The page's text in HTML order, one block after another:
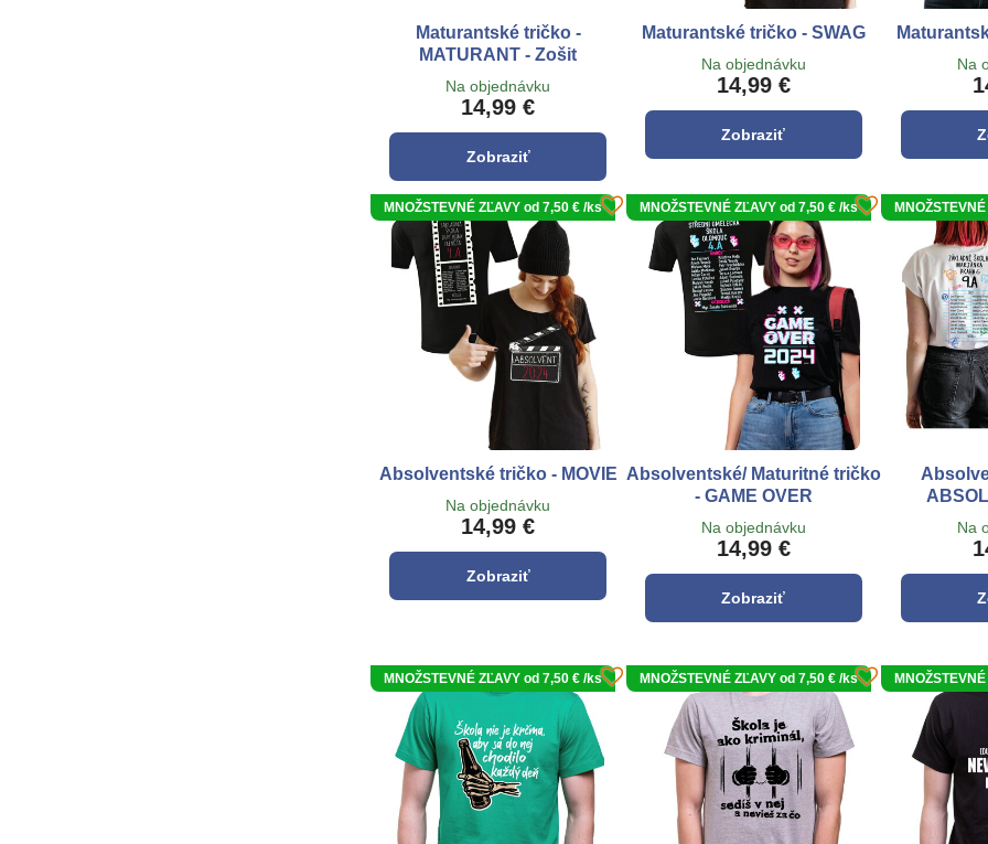
Maturantské tričko -
MATURANT - Zošit
Na objednávku
14,99 €
Zobraziť
Maturantské tričko - SWAG
Na objednávku
14,99 €
Zobraziť
Na
MNOŽSTEVNÉ ZĽAVY od 7,50 € /ks
Absolventské tričko - MOVIE
Na objednávku
14,99 €
Zobraziť
MNOŽSTEVNÉ ZĽAVY od 7,50 € /ks
Absolventské/ Maturitné tričko
- GAME OVER
Na objednávku
14,99 €
Zobraziť
Na
MNOŽSTEVNÉ ZĽAVY od 7,50 € /ks MNOŽSTEVNÉ ZĽAVY od 7,50 € /ks